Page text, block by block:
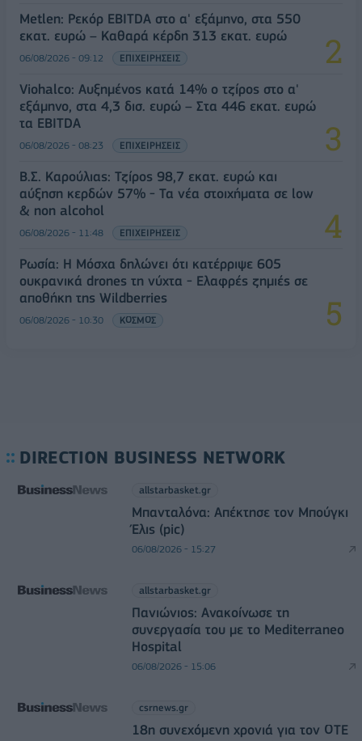
Metlen: Ρεκόρ EBITDA στο α' εξάμηνο, στα 550
εκατ. ευρώ – Καθαρά κέρδη 313 εκατ. ευρώ
06/08/2026 - 09:12 ΕΠΙΧΕΙΡΗΣΕΙΣ
Viohalco: Αυξημένος κατά 14% ο τζίρος στο α'
εξάμηνο, στα 4,3 δισ. ευρώ – Στα 446 εκατ. ευρώ
τα EBITDA
06/08/2026 - 08:23 ΕΠΙΧΕΙΡΗΣΕΙΣ
Β.Σ. Καρούλιας: Τζίρος 98,7 εκατ. ευρώ και
αύξηση κερδών 57% - Τα νέα στοιχήματα σε low
& non alcohol
06/08/2026 - 11:48 ΕΠΙΧΕΙΡΗΣΕΙΣ
Ρωσία: Η Μόσχα δηλώνει ότι κατέρριψε 605
ουκρανικά drones τη νύχτα - Ελαφρές ζημιές σε
αποθήκη της Wildberries
06/08/2026 - 10:30 ΚΟΣΜΟΣ
DIRECTION BUSINESS NETWORK
allstarbasket.gr
Μπανταλόνα: Απέκτησε τον Μπούγκι
Έλις (pic)
06/08/2026 - 15:27
allstarbasket.gr
Πανιώνιος: Ανακοίνωσε τη
συνεργασία του με το Mediterraneo
Hospital
06/08/2026 - 15:06
csrnews.gr
18η συνεχόμενη χρονιά για τον ΟΤΕ